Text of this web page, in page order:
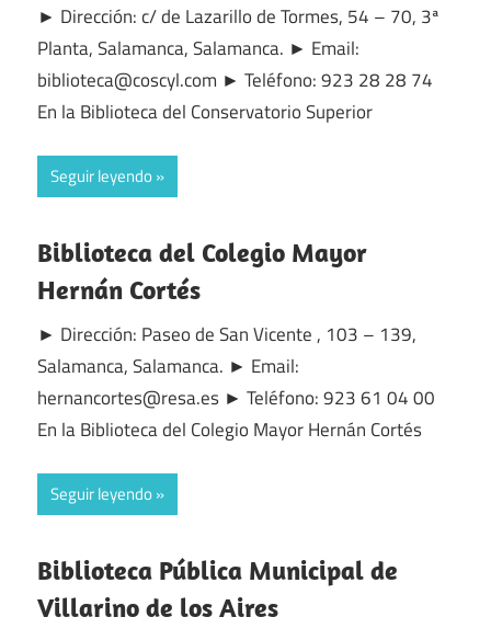
► Dirección: c/ de Lazarillo de Tormes, 54 – 70, 3ª
Planta, Salamanca, Salamanca. ► Email:
biblioteca@coscyl.com ► Teléfono: 923 28 28 74
En la Biblioteca del Conservatorio Superior
Seguir leyendo
Biblioteca del Colegio Mayor
Hernán Cortés
► Dirección: Paseo de San Vicente , 103 – 139,
Salamanca, Salamanca. ► Email:
hernancortes@resa.es ► Teléfono: 923 61 04 00
En la Biblioteca del Colegio Mayor Hernán Cortés
Seguir leyendo
Biblioteca Pública Municipal de
Villarino de los Aires